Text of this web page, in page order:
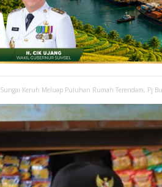
Sungai Keruh Meluap Puluhan Rumah Terendam, Pj